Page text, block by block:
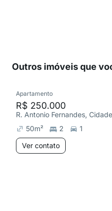
Outros imóveis que
Apartamento
R$ 250.000
R. Antonio Fernandes,
50m² 2
1
Ver contato